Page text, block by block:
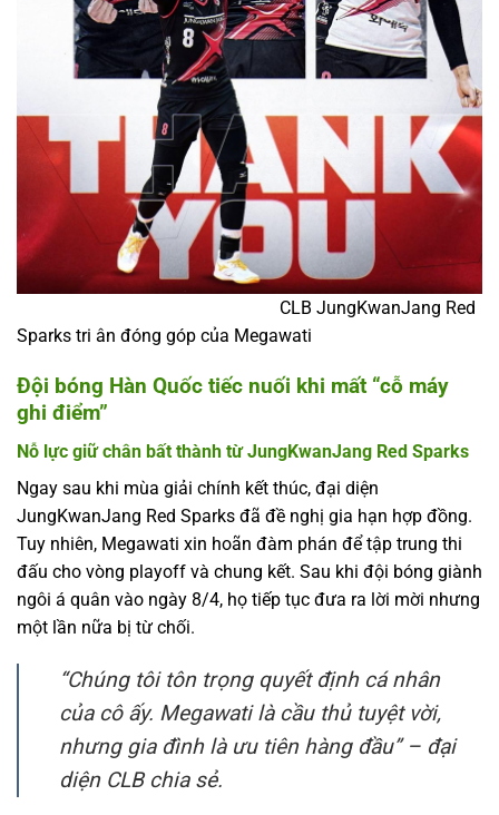
CLB JungKwanJang Red
Sparks tri ân đóng góp của Megawati
Đội bóng Hàn Quốc tiếc nuối khi mất “cỗ máy
ghi điểm”
Nỗ lực giữ chân bất thành từ JungKwanJang Red Sparks
Ngay sau khi mùa giải chính kết thúc, đại diện
JungKwanJang Red Sparks đã đề nghị gia hạn hợp đồng.
Tuy nhiên, Megawati xin hoãn đàm phán để tập trung thi
đấu cho vòng playoff và chung kết. Sau khi đội bóng giành
ngôi á quân vào ngày 8/4, họ tiếp tục đưa ra lời mời nhưng
một lần nữa bị từ chối.
“Chúng tôi tôn trọng quyết định cá nhân
của cô ấy. Megawati là cầu thủ tuyệt vời,
nhưng gia đình là ưu tiên hàng đầu” – đại
diện CLB chia sẻ.